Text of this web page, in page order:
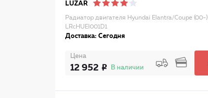
LUZAR
Радиатор двигателя Hyundai Elantra/Coupe (00-)
LRcHUEl001D1
Доставка: Сегодня
Цена
12 952 В наличии